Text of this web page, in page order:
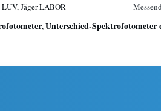
Jäger LABOR
,Unterschied-Spektrofotometer